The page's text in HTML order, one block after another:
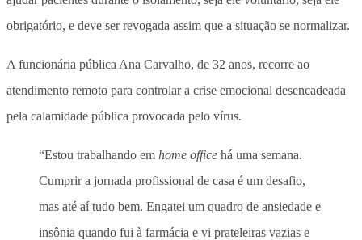
obrigatório, e deve ser revogada assim que a situação se normalizar.
A funcionária pública Ana Carvalho, de 32 anos, recorre ao
atendimento remoto para controlar a crise emocional desencadeada
pela calamidade pública provocada pelo vírus.
“Estou trabalhando em home office há uma semana.
Cumprir a jornada profissional de casa é um desafio,
mas até aí tudo bem. Engatei um quadro de ansiedade e
insônia quando fui à farmácia e vi prateleiras vazias e